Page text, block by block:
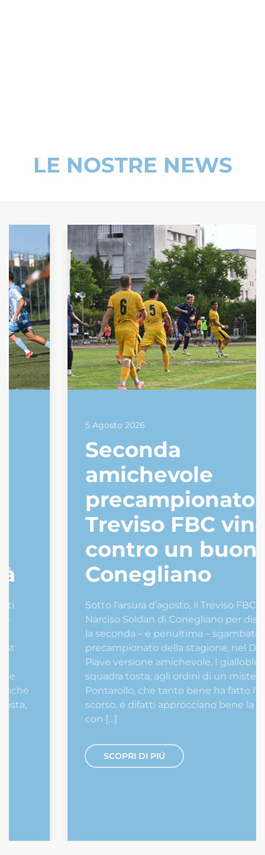
LE NOSTRE NEWS
5 Agosto 2026
Seconda
amichevole
precampionato: il
Treviso FBC vince
contro un buon
Conegliano
Sotto l’arsura d’agosto, il Treviso FBC arriva al
Narciso Soldan di Conegliano per disputare
la seconda – e penultima – sgambata
precampionato della stagione, nel Derby del
Piave versione amichevole. I gialloblù sono
squadra tosta, agli ordini di un mister,
Pontarollo, che tanto bene ha fatto l’anno
scorso, e difatti approcciano bene la partita,
SCOPRI DI PIÚ